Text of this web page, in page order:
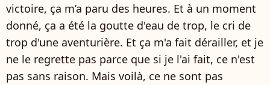
victoire, ça m’a paru des heures. Et à un moment
donné, ça a été la goutte d'eau de trop, le cri de
trop d'une aventurière. Et ça m'a fait dérailler, et je
ne le regrette pas parce que si je l'ai fait, ce n'est
pas sans raison. Mais voilà, ce ne sont pas